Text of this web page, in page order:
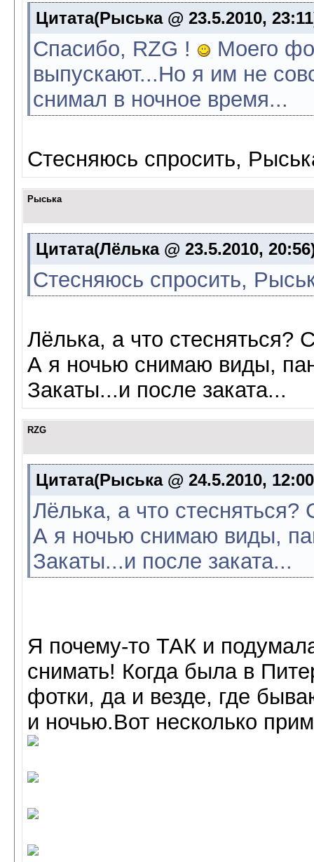
Цитата(Рыська @ 23.5.2010,
Спасибо, RZG !
Моего
выпускают...Но я им не
снимал в ночное время...
Стесняюсь спросить,
Рыська
Цитата(Лёлька @ 23.5.2010,
Стесняюсь спросить,
Лёлька, а что стесняться?
А я ночью снимаю виды,
Закаты...и после заката...
RZG
Цитата(Рыська @ 24.5.2010,
Лёлька, а что
А я ночью снимаю виды,
Закаты...и после заката...
Я почему-то ТАК и
снимать! Когда была в
фотки, да и везде, где
и ночью.Вот несколько